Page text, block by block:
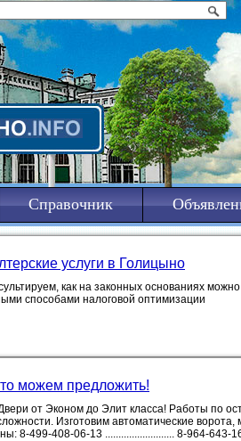
Справочник
услуги в Голицыно
как на законных основаниях
способами налоговой оптимизации
можем предложить!
от Эконом до Элит класса! Работы по
Изготовим автоматические ворота,
8-499-408-06-13 .......................... 8-964-643-